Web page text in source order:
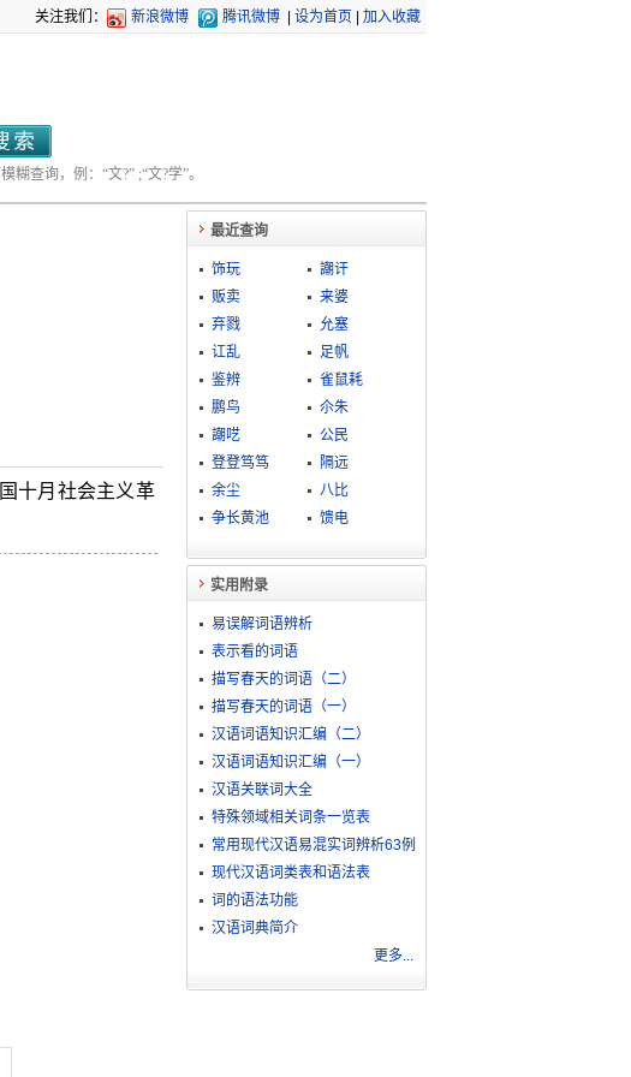
关注我们： 新浪微博 腾讯微博 设为首页 加入收藏
糊查询，例：“文?” ;“文?学”。
十月社会主义革
最近查询
饰玩
謿讦
贩卖
来婆
弃戮
允塞
讧乱
足帆
鉴辨
雀鼠耗
鹏鸟
尒朱
謿呓
公民
登登笃笃
隔远
余尘
八比
争长黄池
馈电
实用附录
易误解词语辨析
表示看的词语
描写春天的词语（二）
描写春天的词语（一）
汉语词语知识汇编（二）
汉语词语知识汇编（一）
汉语关联词大全
特殊领域相关词条一览表
常用现代汉语易混实词辨析63例
现代汉语词类表和语法表
词的语法功能
汉语词典简介
更多...